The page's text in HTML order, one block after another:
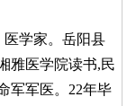
学家。岳阳县
雅医学院读书,民
军军医。22年毕